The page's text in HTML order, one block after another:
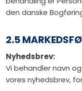
den danske
2.5
Nyhedsbrev:
Vi behandler navn
vores nyhedsbrev,